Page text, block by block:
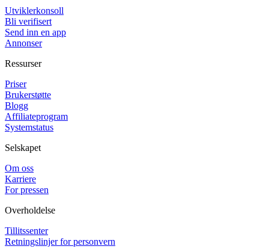
Utviklerkonsoll
Bli verifisert
Send inn en app
Annonser
Ressurser
Priser
Brukerstøtte
Blogg
Affiliateprogram
Systemstatus
Selskapet
Om oss
Karriere
For pressen
Overholdelse
Tillitssenter
Retningslinjer for personvern